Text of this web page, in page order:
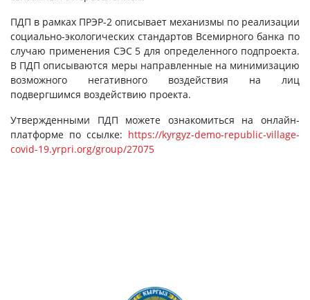
ПДП в рамках ПРЭР-2 описывает механизмы по реализации
социально-экологических стандартов Всемирного банка по
случаю применения СЭС 5 для определенного подпроекта.
В ПДП описываются меры направленные на минимизацию
возможного негативного воздействия на лиц
подвергшимся воздействию проекта.
Утвержденными ПДП можете ознакомиться на онлайн-
платформе по ссылке: https://kyrgyz-demo-republic-village-
covid-19.yrpri.org/group/27075